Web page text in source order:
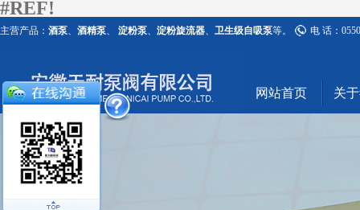
#REF!
主营产品： 酒泵、 酒精泵、 淀粉泵、 淀粉旋流器、 卫生级自吸泵等。 电 话：
网站首页 关